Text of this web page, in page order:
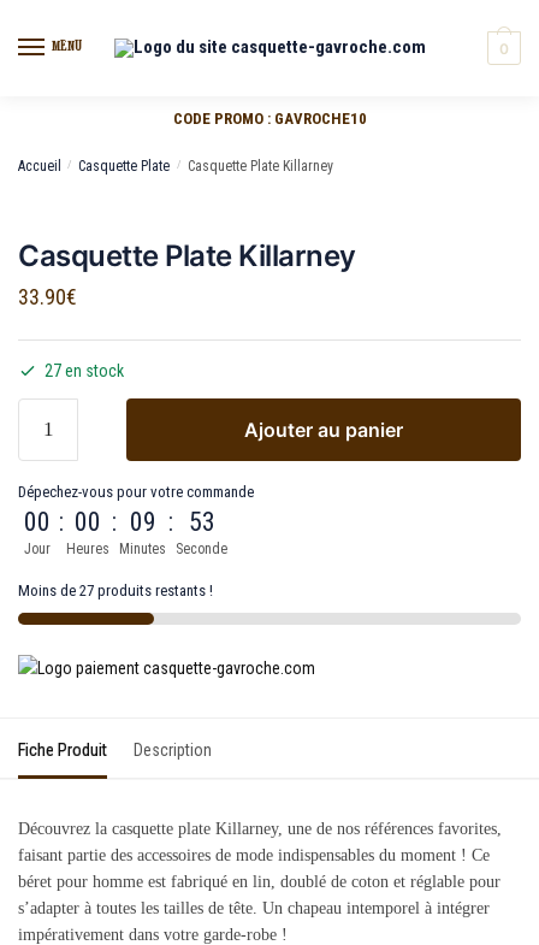
MENU 0
CODE PROMO : GAVROCHE10
Accueil / Casquette Plate / Casquette Plate Killarney
Casquette Plate Killarney
33.90€
27 en stock
Ajouter au panier
Dépechez-vous pour votre commande
00
Jour
: 00
Heures
: 09
Minutes
: 53
Seconde
Moins de 27 produits restants !
Fiche Produit Description
Découvrez la casquette plate Killarney, une de nos références favorites,
faisant partie des accessoires de mode indispensables du moment ! Ce
béret pour homme est fabriqué en lin, doublé de coton et réglable pour
s’adapter à toutes les tailles de tête. Un chapeau intemporel à intégrer
impérativement dans votre garde-robe !